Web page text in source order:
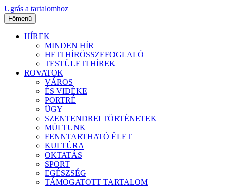
Ugrás a tartalomhoz
Főmenü
HÍREK
MINDEN HÍR
HETI HÍRÖSSZEFOGLALÓ
TESTÜLETI HÍREK
ROVATOK
VÁROS
ÉS VIDÉKE
PORTRÉ
ÜGY
SZENTENDREI TÖRTÉNETEK
MÚLTUNK
FENNTARTHATÓ ÉLET
KULTÚRA
OKTATÁS
SPORT
EGÉSZSÉG
TÁMOGATOTT TARTALOM